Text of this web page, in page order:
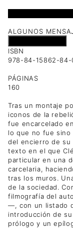
ALGUNOS
ISBN
978-84-15862-84-
PÁGINAS
160
Tras un montaje
iconos de la
fue encarcelado
lo que no fue sino
del encierro de
texto en el que
particular en una
carcelaria,
tras los muros.
de la sociedad.
filmografía del
—, con un listado
introducción de
prólogo y un